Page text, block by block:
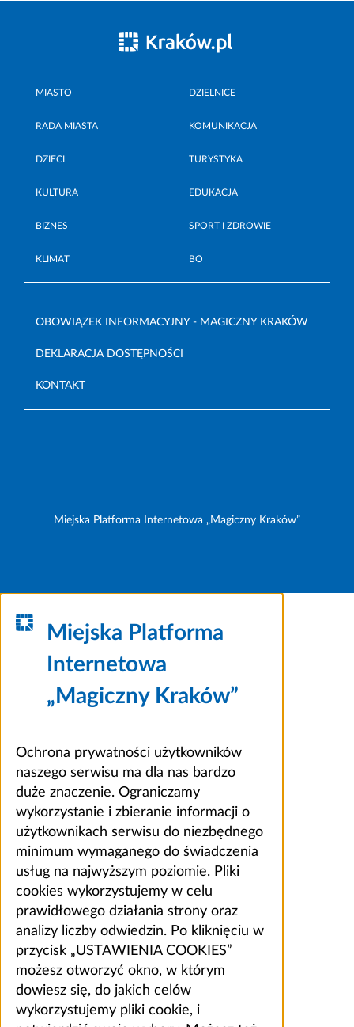
MIASTO DZIELNICE
RADA MIASTA KOMUNIKACJA
DZIECI TURYSTYKA
KULTURA EDUKACJA
BIZNES SPORT I ZDROWIE
KLIMAT BO
OBOWIĄZEK INFORMACYJNY - MAGICZNY KRAKÓW
DEKLARACJA DOSTĘPNOŚCI
KONTAKT
Miejska Platforma Internetowa „Magiczny Kraków”
Miejska Platforma
Internetowa
„Magiczny Kraków”
Ochrona prywatności użytkowników
naszego serwisu ma dla nas bardzo
duże znaczenie. Ograniczamy
wykorzystanie i zbieranie informacji o
użytkownikach serwisu do niezbędnego
minimum wymaganego do świadczenia
usług na najwyższym poziomie. Pliki
cookies wykorzystujemy w celu
prawidłowego działania strony oraz
analizy liczby odwiedzin. Po kliknięciu w
przycisk „USTAWIENIA COOKIES”
możesz otworzyć okno, w którym
dowiesz się, do jakich celów
wykorzystujemy pliki cookie, i